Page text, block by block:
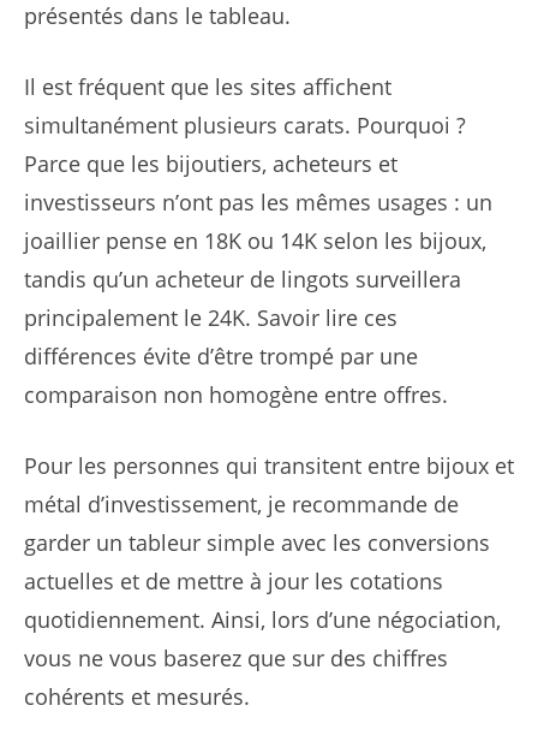
présentés dans le tableau.
Il est fréquent que les sites affichent
simultanément plusieurs carats. Pourquoi ?
Parce que les bijoutiers, acheteurs et
investisseurs n’ont pas les mêmes usages : un
joaillier pense en 18K ou 14K selon les bijoux,
tandis qu’un acheteur de lingots surveillera
principalement le 24K. Savoir lire ces
différences évite d’être trompé par une
comparaison non homogène entre offres.
Pour les personnes qui transitent entre bijoux et
métal d’investissement, je recommande de
garder un tableur simple avec les conversions
actuelles et de mettre à jour les cotations
quotidiennement. Ainsi, lors d’une négociation,
vous ne vous baserez que sur des chiffres
cohérents et mesurés.